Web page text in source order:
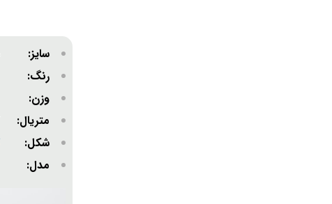
سایز:
رنگ:
وزن:
متریال:
شکل:
مدل: